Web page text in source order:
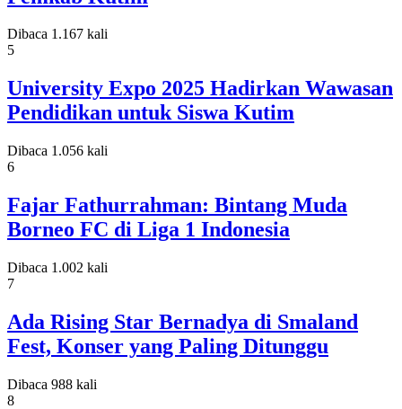
Dibaca 1.167 kali
5
University Expo 2025 Hadirkan Wawasan
Pendidikan untuk Siswa Kutim
Dibaca 1.056 kali
6
Fajar Fathurrahman: Bintang Muda
Borneo FC di Liga 1 Indonesia
Dibaca 1.002 kali
7
Ada Rising Star Bernadya di Smaland
Fest, Konser yang Paling Ditunggu
Dibaca 988 kali
8